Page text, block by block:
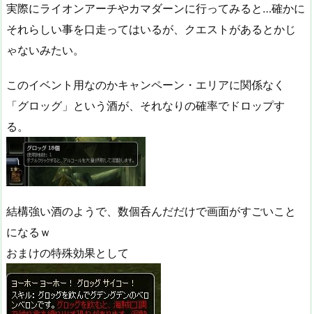
実際にライオンアーチやカマダーンに行ってみると…確かに
それらしい事を口走ってはいるが、クエストがあるとかじ
ゃないみたい。
このイベント用なのかキャンペーン・エリアに関係なく
「グロッグ」という酒が、それなりの確率でドロップす
る。
結構強い酒のようで、数個呑んだだけで画面がすごいこと
になるｗ
おまけの特殊効果として